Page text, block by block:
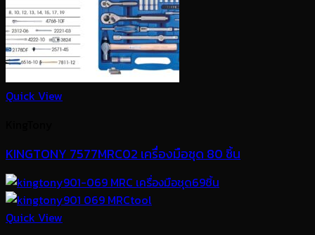
Quick View
KINGTONY 7577MRC02 เครื่องมือชุด 80 ชิ้น
Quick View